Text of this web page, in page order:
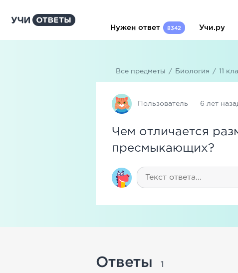
Нужен ответ 8342 Учи.ру
Все предметы / Биология / 11
Пользователь 6 лет
Чем отличается
пресмыкающих?
Ответы 1